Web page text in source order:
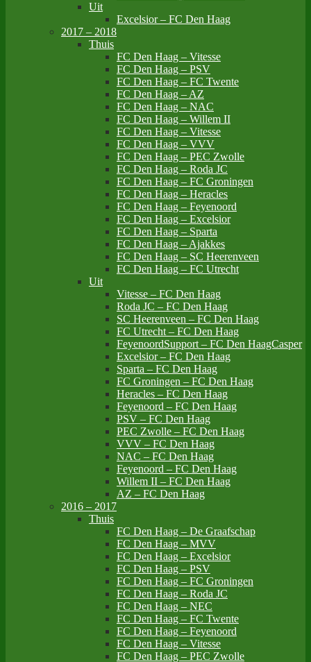
Uit
Excelsior – FC Den Haag
2017 – 2018
Thuis
FC Den Haag – Vitesse
FC Den Haag – PSV
FC Den Haag – FC Twente
FC Den Haag – AZ
FC Den Haag – NAC
FC Den Haag – Willem II
FC Den Haag – Vitesse
FC Den Haag – VVV
FC Den Haag – PEC Zwolle
FC Den Haag – Roda JC
FC Den Haag – FC Groningen
FC Den Haag – Heracles
FC Den Haag – Feyenoord
FC Den Haag – Excelsior
FC Den Haag – Sparta
FC Den Haag – Ajakkes
FC Den Haag – SC Heerenveen
FC Den Haag – FC Utrecht
Uit
Vitesse – FC Den Haag
Roda JC – FC Den Haag
SC Heerenveen – FC Den Haag
FC Utrecht – FC Den Haag
FeyenoordSupport – FC Den HaagCasper
Excelsior – FC Den Haag
Sparta – FC Den Haag
FC Groningen – FC Den Haag
Heracles – FC Den Haag
Feyenoord – FC Den Haag
PSV – FC Den Haag
PEC Zwolle – FC Den Haag
VVV – FC Den Haag
NAC – FC Den Haag
Feyenoord – FC Den Haag
Willem II – FC Den Haag
AZ – FC Den Haag
2016 – 2017
Thuis
FC Den Haag – De Graafschap
FC Den Haag – MVV
FC Den Haag – Excelsior
FC Den Haag – PSV
FC Den Haag – FC Groningen
FC Den Haag – Roda JC
FC Den Haag – NEC
FC Den Haag – FC Twente
FC Den Haag – Feyenoord
FC Den Haag – Vitesse
FC Den Haag – PEC Zwolle